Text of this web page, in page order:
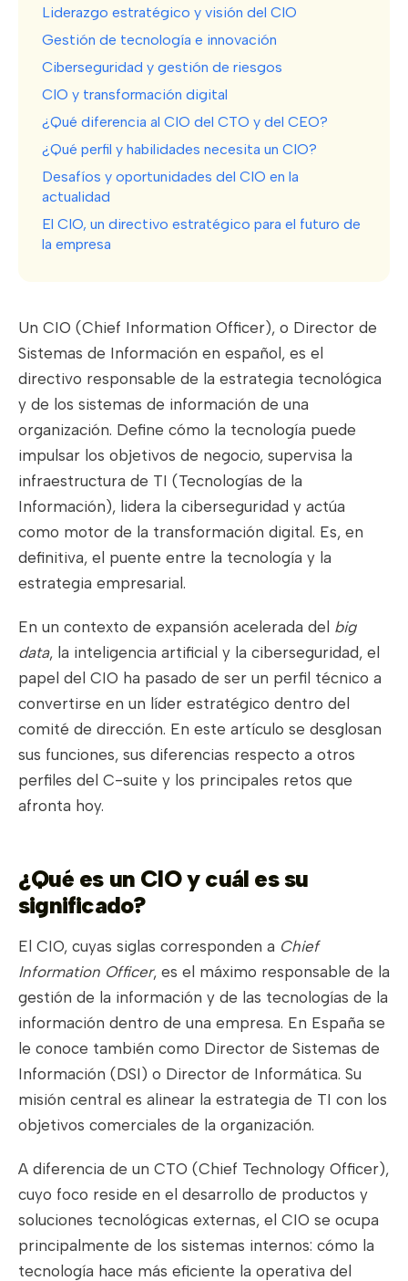
Liderazgo estratégico y visión del CIO
Gestión de tecnología e innovación
Ciberseguridad y gestión de riesgos
CIO y transformación digital
¿Qué diferencia al CIO del CTO y del CEO?
¿Qué perfil y habilidades necesita un CIO?
Desafíos y oportunidades del CIO en la
actualidad
El CIO, un directivo estratégico para el futuro de
la empresa
Un CIO (Chief Information Officer), o Director de
Sistemas de Información en español, es el
directivo responsable de la estrategia tecnológica
y de los sistemas de información de una
organización. Define cómo la tecnología puede
impulsar los objetivos de negocio, supervisa la
infraestructura de TI (Tecnologías de la
Información), lidera la ciberseguridad y actúa
como motor de la transformación digital. Es, en
definitiva, el puente entre la tecnología y la
estrategia empresarial.
En un contexto de expansión acelerada del big
data, la inteligencia artificial y la ciberseguridad, el
papel del CIO ha pasado de ser un perfil técnico a
convertirse en un líder estratégico dentro del
comité de dirección. En este artículo se desglosan
sus funciones, sus diferencias respecto a otros
perfiles del C-suite y los principales retos que
afronta hoy.
¿Qué es un CIO y cuál es su
significado?
El CIO, cuyas siglas corresponden a Chief
Information Officer, es el máximo responsable de la
gestión de la información y de las tecnologías de la
información dentro de una empresa. En España se
le conoce también como Director de Sistemas de
Información (DSI) o Director de Informática. Su
misión central es alinear la estrategia de TI con los
objetivos comerciales de la organización.
A diferencia de un CTO (Chief Technology Officer),
cuyo foco reside en el desarrollo de productos y
soluciones tecnológicas externas, el CIO se ocupa
principalmente de los sistemas internos: cómo la
tecnología hace más eficiente la operativa del